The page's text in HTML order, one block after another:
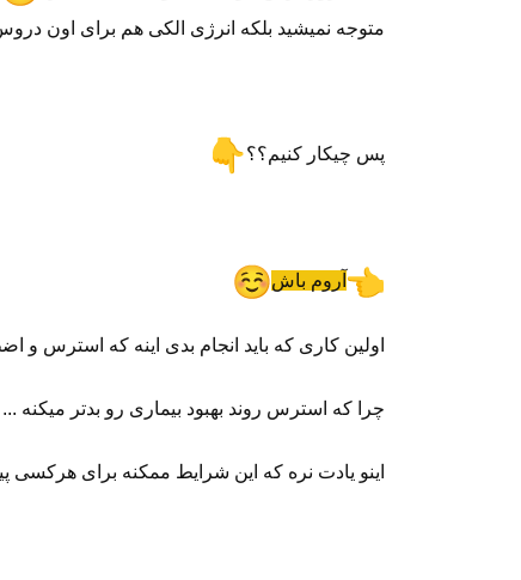
متوجه نمیشید بلکه انرژی الکی هم برای اون
پس چیکار کنیم؟؟
آروم باش
اولین کاری که باید انجام بدی اینه که استرس
چرا که استرس روند بهبود بیماری رو بدتر میکنه ...
اینو یادت نره که این شرایط ممکنه برای